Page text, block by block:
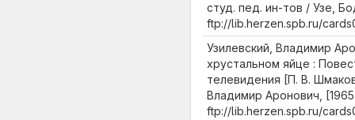
студ. пед. ин-тов / Узе,
ftp://lib.herzen.spb.ru/
Узилевский, Владимир
хрустальном яйце :
телевидения [П. В.
Владимир Аронович,
ftp://lib.herzen.spb.ru/